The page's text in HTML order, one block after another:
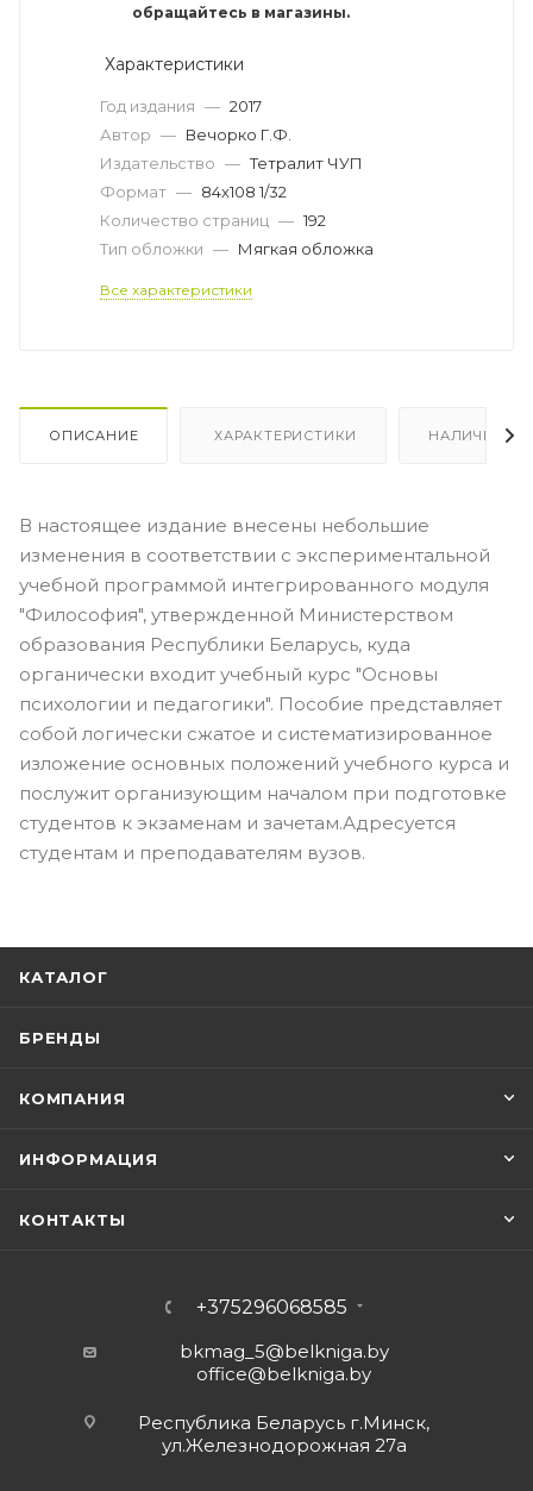
обращайтесь в магазины.
Характеристики
Год издания — 2017
Автор — Вечорко Г.Ф.
Издательство — Тетралит ЧУП
Формат — 84х108 1/32
Количество страниц — 192
Тип обложки — Мягкая обложка
Все характеристики
ОПИСАНИЕ ХАРАКТЕРИСТИКИ НАЛИЧИЕ
В настоящее издание внесены небольшие
изменения в соответствии с экспериментальной
учебной программой интегрированного модуля
"Философия", утвержденной Министерством
образования Республики Беларусь, куда
органически входит учебный курс "Основы
психологии и педагогики". Пособие представляет
собой логически сжатое и систематизированное
изложение основных положений учебного курса и
послужит организующим началом при подготовке
студентов к экзаменам и зачетам.Адресуется
студентам и преподавателям вузов.
КАТАЛОГ
БРЕНДЫ
КОМПАНИЯ
ИНФОРМАЦИЯ
КОНТАКТЫ
+375296068585
bkmag_5@belkniga.by
office@belkniga.by
Республика Беларусь г.Минск,
ул.Железнодорожная 27а